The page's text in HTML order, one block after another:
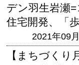
デン羽生岩瀬
住宅開発、「
2021年09
【まちづくり